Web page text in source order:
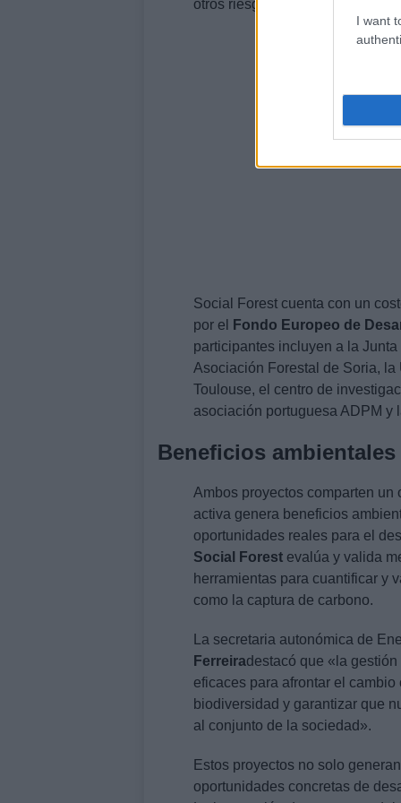
I want
otros riesgos asociados al
Social Forest cuenta con un
por el
Fondo Europeo de
participantes incluyen a la
Asociación Forestal de Soria,
Toulouse, el centro de
asociación portuguesa ADPM y
Beneficios
Ambos proyectos comparten un
activa genera beneficios
oportunidades reales para el
Social Forest evalúa y valida
herramientas para cuantificar y
como la captura de carbono.
La secretaria autonómica de
Ferreiradestacó que «la
eficaces para afrontar el
biodiversidad y garantizar que
al conjunto de la sociedad».
Estos proyectos no solo
oportunidades concretas de